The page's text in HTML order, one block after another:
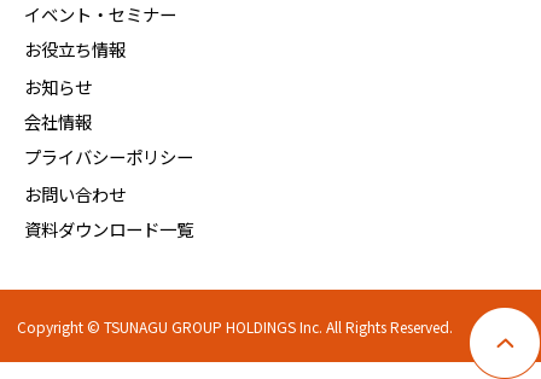
イベント・セミナー
お役立ち情報
お知らせ
会社情報
プライバシーポリシー
お問い合わせ
資料ダウンロード一覧
Copyright © TSUNAGU GROUP HOLDINGS Inc. All Rights Reserved.